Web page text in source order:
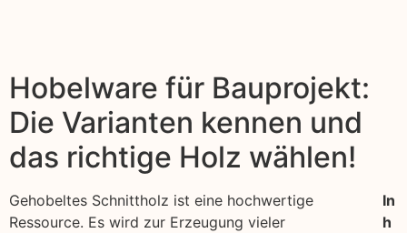
Hobelware für Bauprojekt:
Die Varianten kennen und
das richtige Holz wählen!
Gehobeltes Schnittholz ist eine hochwertige
Ressource. Es wird zur Erzeugung vieler
In
h